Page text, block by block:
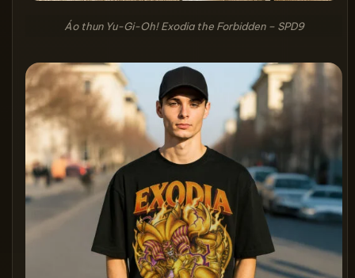
Áo thun Yu-Gi-Oh! Exodia the Forbidden – SPD9